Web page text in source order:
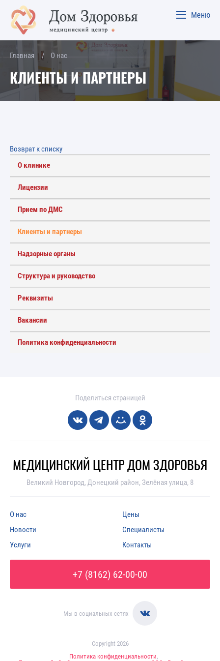
Меню
Главная О нас
КЛИЕНТЫ И ПАРТНЕРЫ
Возврат к списку
О клинике
Лицензии
Прием по ДМС
Клиенты и партнеры
Надзорные органы
Структура и руководство
Реквизиты
Вакансии
Политика конфиденциальности
Поделиться страницей
МЕДИЦИНСКИЙ ЦЕНТР ДОМ ЗДОРОВЬЯ
Великий Новгород, Донецкий район, Зелёная улица, 8
О нас
Новости
Услуги
Цены
Специалисты
Контакты
+7 (8162) 62-00-00
Мы в социальных сетях
Copyright 2026
Политика конфиденциальности,